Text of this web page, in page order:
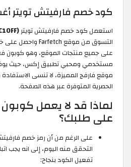
كود خصم فارفيتش تويتر
استعمل كود خصم فارفيتش تويتر(NC10FF)
على جميع منتجات الموقع، وهو كوبون
مستخدمي ومحبي تطبيق إكس، حيث
موقع فارفج المميزة، لا تنسى
الحصرية المتوفرة عبر هذه الصفحة.
لماذا قد لا يعمل
على طلبك؟
على الرغم من أن رمز خصم
التحقق منه اليوم، إلى انه يجب
تفعيل الكود بنجاح: